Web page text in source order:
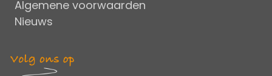
Algemene voorwaarden
Nieuws